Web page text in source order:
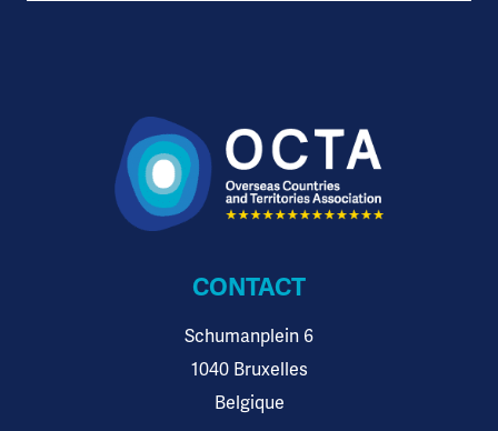
CONTACT
Schumanplein 6
1040 Bruxelles
Belgique